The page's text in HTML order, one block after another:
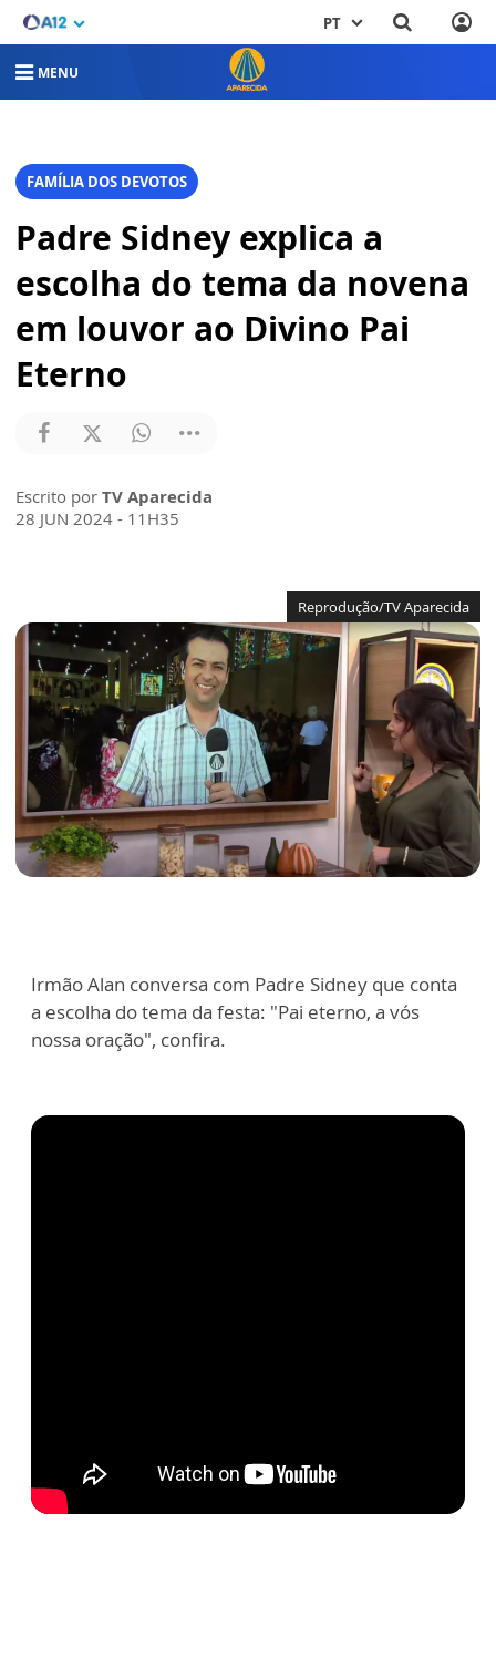
PT
MENU
FAMÍLIA DOS DEVOTOS
Padre Sidney explica a
escolha do tema da novena
em louvor ao Divino Pai
Eterno
Escrito por TV Aparecida
28 JUN 2024 - 11H35
Reprodução/TV Aparecida
Irmão Alan conversa com Padre Sidney que conta
a escolha do tema da festa: "Pai eterno, a vós
nossa oração", confira.